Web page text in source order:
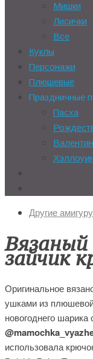
Мишки
Лисички
Все
Куклы
Персонажи
Плюшевые
Праздничные
Пасха
Другие
зайчик
Оригинальное
ушками из
новогоднего
использовала